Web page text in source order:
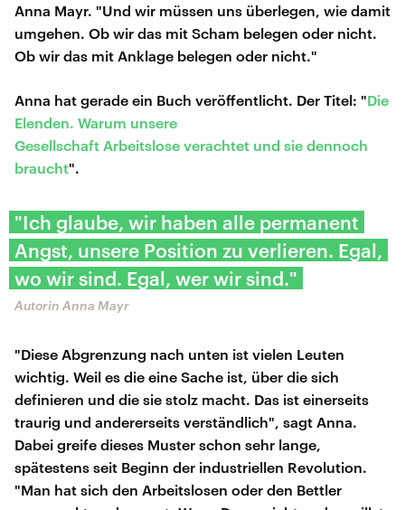
Anna Mayr. "Und wir müssen uns überlegen, wie damit
umgehen. Ob wir das mit Scham belegen oder nicht.
Ob wir das mit Anklage belegen oder nicht."
Anna hat gerade ein Buch veröffentlicht. Der Titel: "Die
Elenden. Warum unsere
Gesellschaft Arbeitslose verachtet und sie dennoch
braucht".
"Ich glaube, wir haben alle permanent
Angst, unsere Position zu verlieren. Egal,
wo wir sind. Egal, wer wir sind."
Autorin Anna Mayr
"Diese Abgrenzung nach unten ist vielen Leuten
wichtig. Weil es die eine Sache ist, über die sich
definieren und die sie stolz macht. Das ist einerseits
traurig und andererseits verständlich", sagt Anna.
Dabei greife dieses Muster schon sehr lange,
spätestens seit Beginn der industriellen Revolution.
"Man hat sich den Arbeitslosen oder den Bettler